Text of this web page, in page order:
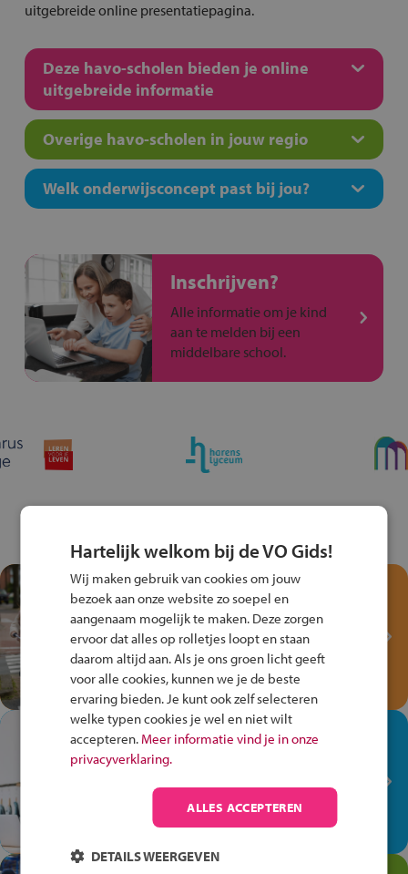
uitgebreide online presentatiepagina.
Deze havo-scholen bieden je online
uitgebreide informatie
Overige havo-scholen in jouw regio
Welk onderwijsconcept past bij jou?
Inschrijven?
Alle informatie om je kind
aan te melden bij een
middelbare school.
Test je kennis met het
Fiets Veilig
Verkeersspel!
Speel het Fiets Veilig Verkeersspel
en win een Cortina-fiets!
In de winkel ben je op je
plek!
Ontdek via het vmbo jouw talent
op de winkelvloer, waar elke dag
anders is!
Hartelijk welkom bij de VO Gids!
Wij maken gebruik van cookies om jouw
bezoek aan onze website zo soepel en
aangenaam mogelijk te maken. Deze zorgen
ervoor dat alles op rolletjes loopt en staan
daarom altijd aan. Als je ons groen licht geeft
voor alle cookies, kunnen we je de beste
ervaring bieden. Je kunt ook zelf selecteren
welke typen cookies je wel en niet wilt
accepteren. Meer informatie vind je in onze
privacyverklaring.
ALLES ACCEPTEREN
DETAILS WEERGEVEN